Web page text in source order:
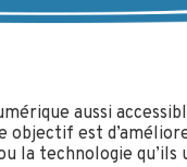
aussi
objectif est
la technologie qu’ils